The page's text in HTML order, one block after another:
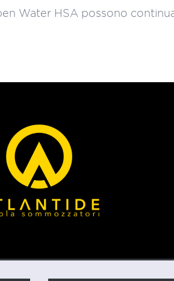
Water HSA possono